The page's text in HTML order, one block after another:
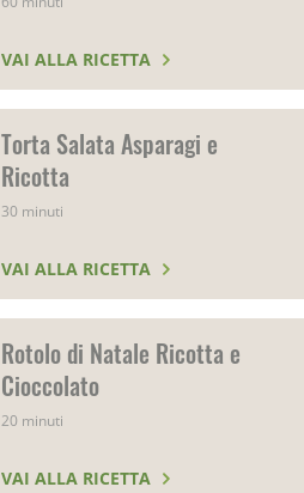
VAI ALLA RICETTA
Torta Salata Asparagi e
Ricotta
30 minuti
VAI ALLA RICETTA
Rotolo di Natale Ricotta e
Cioccolato
20 minuti
VAI ALLA RICETTA